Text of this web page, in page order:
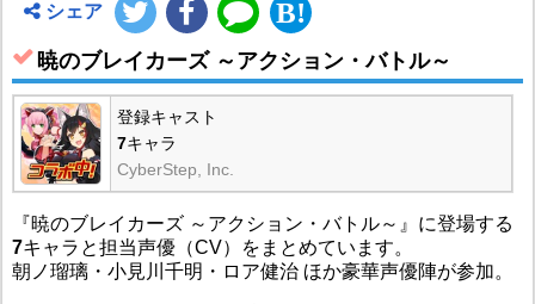
シェア
暁のブレイカーズ ～アクション・バトル～
登録キャスト
7キャラ
CyberStep, Inc.
『暁のブレイカーズ ～アクション・バトル～』に登場する
7キャラと担当声優（CV）をまとめています。
朝ノ瑠璃・小見川千明・ロア健治 ほか豪華声優陣が参加。